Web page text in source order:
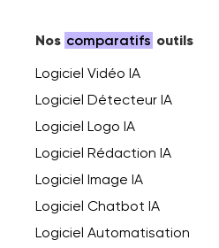
Nos comparatifs outils
Logiciel Vidéo IA
Logiciel Détecteur IA
Logiciel Logo IA
Logiciel Rédaction IA
Logiciel Image IA
Logiciel Chatbot IA
Logiciel Automatisation